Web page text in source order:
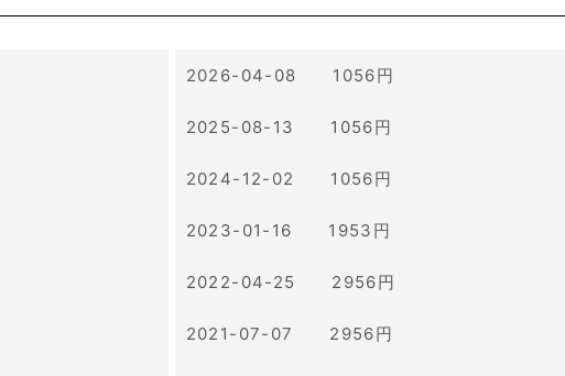
2026-04-08 1056円
2025-08-13 1056円
2024-12-02 1056円
2023-01-16 1953円
2022-04-25 2956円
2021-07-07 2956円